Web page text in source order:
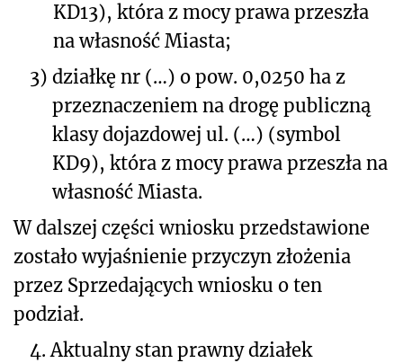
KD13), która z mocy prawa przeszła
na własność Miasta;
3) działkę nr (…) o pow. 0,0250 ha z
przeznaczeniem na drogę publiczną
klasy dojazdowej ul. (…) (symbol
KD9), która z mocy prawa przeszła na
własność Miasta.
W dalszej części wniosku przedstawione
zostało wyjaśnienie przyczyn złożenia
przez Sprzedających wniosku o ten
podział.
4. Aktualny stan prawny działek